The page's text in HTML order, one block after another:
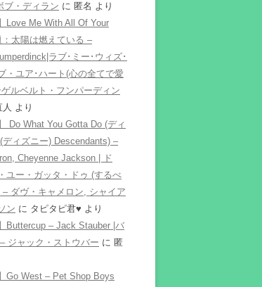
ブ・ディラン に 匿名 より
Love Me With All Of Your
：太陽は燃えている –
ラブ･ミー･ウィズ･
・ユア･ハート(心の全てで愛
ルベルト・フンパーディン
人 より
Do What You Gotta Do (ディ
ディズニー) Descendants) –
Cheyenne Jackson | ド
ユー・ガッタ・ドゥ (するべ
– ダヴ・キャメロン, シャイア
ン に タピタピ君♥️ より
Buttercup – Jack Stauber |バ
ジャック・ストウバー に 匿
Go West – Pet Shop Boys